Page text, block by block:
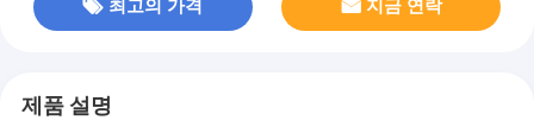
최고의 가격 지금 연락
제품 설명